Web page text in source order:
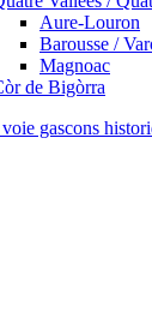
Aure-Louron
Barousse /
Magnoac
de Bigòrra
gascons